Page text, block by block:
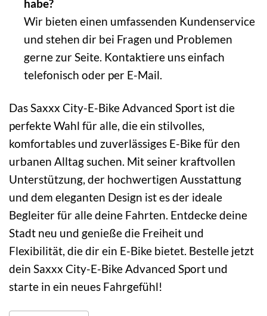
habe?
Wir bieten einen umfassenden Kundenservice
und stehen dir bei Fragen und Problemen
gerne zur Seite. Kontaktiere uns einfach
telefonisch oder per E-Mail.
Das Saxxx City-E-Bike Advanced Sport ist die
perfekte Wahl für alle, die ein stilvolles,
komfortables und zuverlässiges E-Bike für den
urbanen Alltag suchen. Mit seiner kraftvollen
Unterstützung, der hochwertigen Ausstattung
und dem eleganten Design ist es der ideale
Begleiter für alle deine Fahrten. Entdecke deine
Stadt neu und genieße die Freiheit und
Flexibilität, die dir ein E-Bike bietet. Bestelle jetzt
dein Saxxx City-E-Bike Advanced Sport und
starte in ein neues Fahrgefühl!